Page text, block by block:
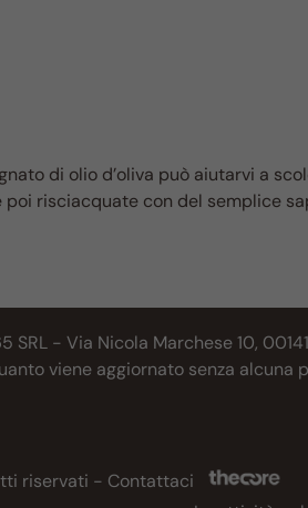
di olio d’oliva può aiutarvi a
risciacquate con del semplice
- Via Nicola Marchese 10,
viene aggiornato senza
riservati - Contattaci